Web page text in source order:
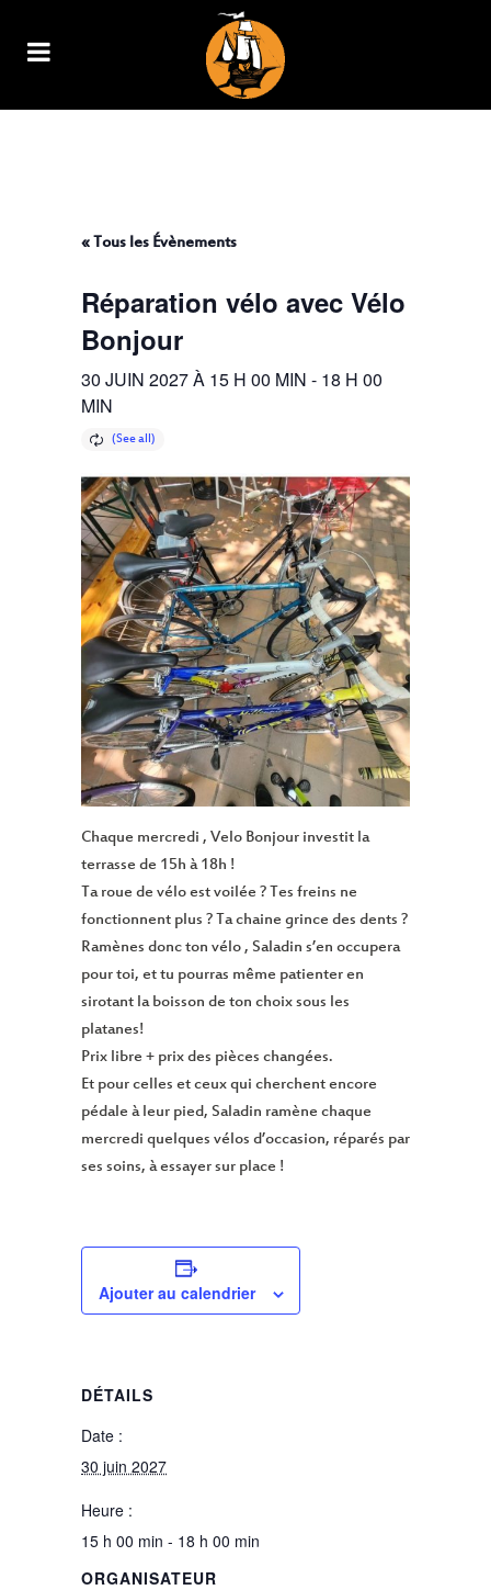
« Tous les Évènements
Réparation vélo avec Vélo
Bonjour
30 JUIN 2027 À 15 H 00 MIN - 18 H 00
MIN
Chaque mercredi , Velo Bonjour investit la
terrasse de 15h à 18h !
Ta roue de vélo est voilée ? Tes freins ne
fonctionnent plus ? Ta chaine grince des dents ?
Ramènes donc ton vélo , Saladin s’en occupera
pour toi, et tu pourras même patienter en
sirotant la boisson de ton choix sous les
platanes!
Prix libre + prix des pièces changées.
Et pour celles et ceux qui cherchent encore
pédale à leur pied, Saladin ramène chaque
mercredi quelques vélos d’occasion, réparés par
ses soins, à essayer sur place !
Ajouter au calendrier
DÉTAILS
Date :
30 juin 2027
Heure :
15 h 00 min - 18 h 00 min
ORGANISATEUR